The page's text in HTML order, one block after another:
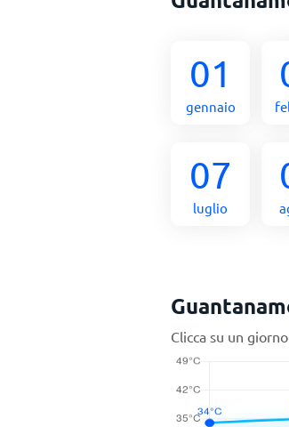
01
gennaio
07
luglio
Clicca su un